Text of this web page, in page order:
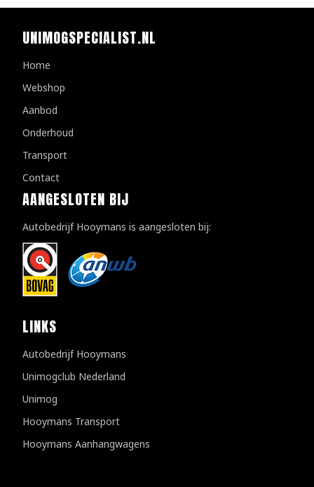
UNIMOGSPECIALIST.NL
Home
Webshop
Aanbod
Onderhoud
Transport
Contact
AANGESLOTEN BIJ
Autobedrijf Hooymans is aangesloten bij:
LINKS
Autobedrijf Hooymans
Unimogclub Nederland
Unimog
Hooymans Transport
Hooymans Aanhangwagens